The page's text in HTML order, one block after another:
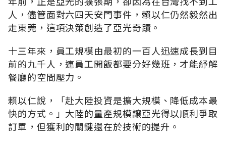
人，儘管面對六四天安門事件，賴以仁仍然毅然出
走東莞，這項決策創造了亞光奇蹟。
十三年來，員工規模由最初的一百人迅速成長到目
前的九千人，連員工開飯都要分好幾班，才能紓解
餐廳的空間壓力。
賴以仁說，「赴大陸投資是擴大規模、降低成本最
快的方式。」大陸的量產規模讓亞光得以順利爭取
訂單，但獲利的關鍵還在於技術的提升。